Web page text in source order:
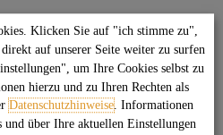
Klicken Sie auf "ich stimme zu",
auf unserer Seite weiter zu surfen
um Ihre Cookies selbst zu
hierzu und zu Ihren Rechten als
Datenschutzhinweise. Informationen
und über Ihre aktuellen Einstellungen